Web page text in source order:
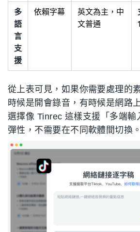
多
語
言
支
援
依賴字幕
英文為主，中
文普通
從上表可見，如果你需要處理的
時候是開會錄音，有時候是網路
選擇像 Tinrec 這樣支援「多端輸
彈性，不需要在不同軟體間切換。